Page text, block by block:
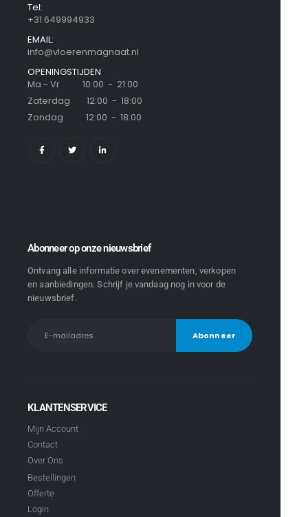
Tel:
+31 649994933
EMAIL:
info@vloerenmagnaat.nl
OPENINGSTIJDEN
Ma - Vr 10:00 - 21:00
Zaterdag 12:00 - 18:00
Zondag 12:00 - 18:00
Abonneer op onze nieuwsbrief
Ontvang alle informatie over evenementen, verkopen
en aanbiedingen. Schrijf je vandaag nog in voor de
nieuwsbrief.
KLANTENSERVICE
Mijn Account
Contact
Over Ons
Bestellingen
Offerte
Login